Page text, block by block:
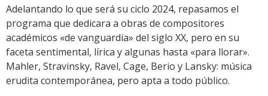
Link
Adelantando lo que será su ciclo 2024, repasamos el
programa que dedicara a obras de compositores
académicos «de vanguardia» del siglo XX, pero en su
faceta sentimental, lírica y algunas hasta «para llorar».
Mahler, Stravinsky, Ravel, Cage, Berio y Lansky: música
erudita contemporánea, pero apta a todo público.